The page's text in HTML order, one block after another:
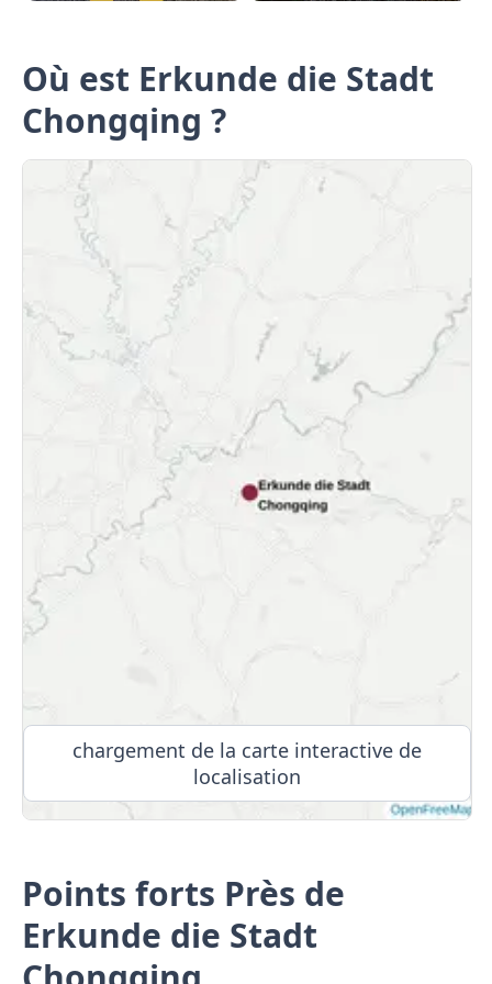
Où est Erkunde die Stadt
Chongqing ?
chargement de la carte interactive de
localisation
Points forts Près de
Erkunde die Stadt